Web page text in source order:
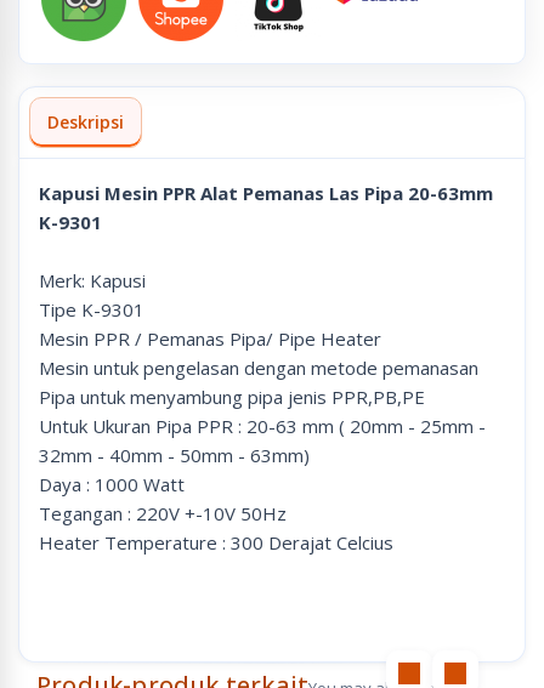
Deskripsi
Kapusi Mesin PPR Alat Pemanas Las Pipa 20-63mm
K-9301
Merk: Kapusi
Tipe K-9301
Mesin PPR / Pemanas Pipa/ Pipe Heater
Mesin untuk pengelasan dengan metode pemanasan
Pipa untuk menyambung pipa jenis PPR,PB,PE
Untuk Ukuran Pipa PPR : 20-63 mm ( 20mm - 25mm -
32mm - 40mm - 50mm - 63mm)
Daya : 1000 Watt
Tegangan : 220V +-10V 50Hz
Heater Temperature : 300 Derajat Celcius